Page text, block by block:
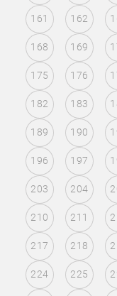
161 162
168 169
175 176
182 183
189 190
196 197
203 204
210 211
217 218
224 225